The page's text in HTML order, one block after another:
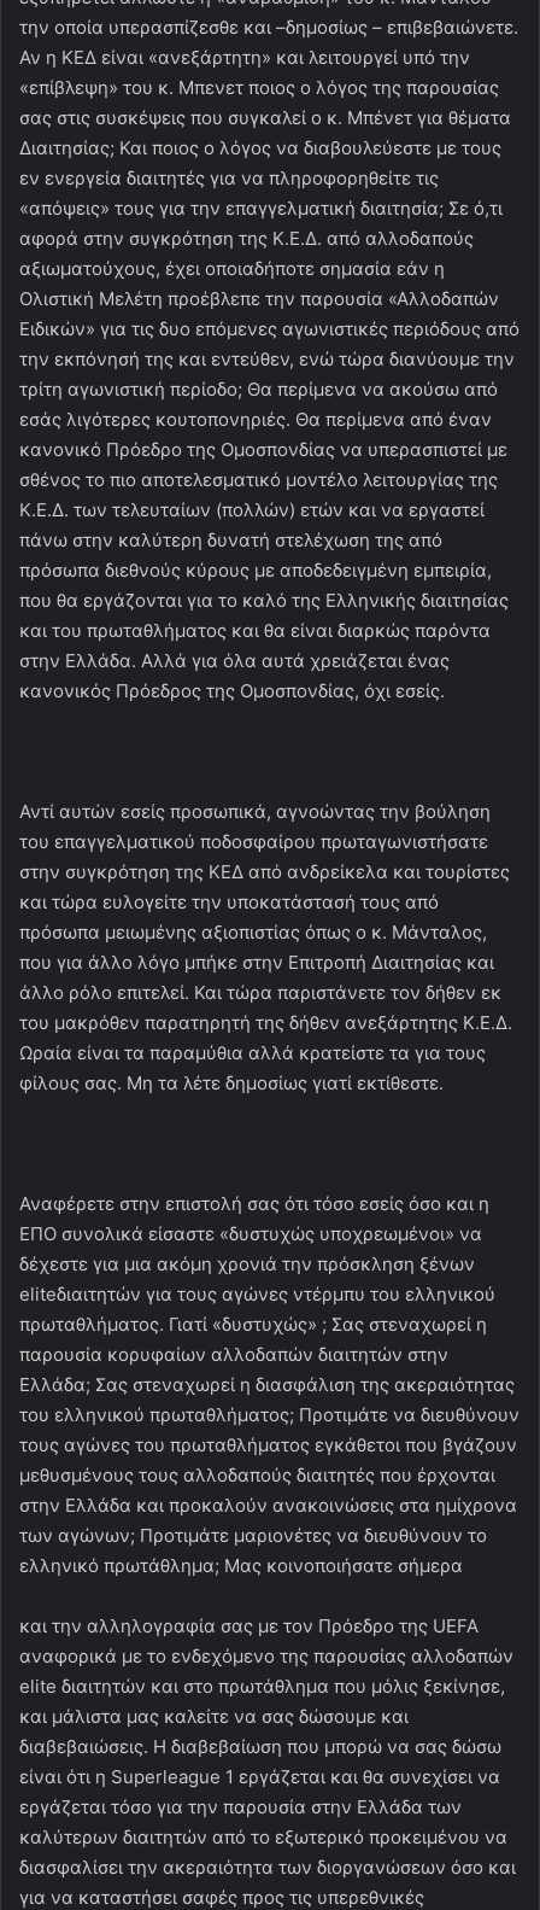
την οποία υπερασπίζεσθε και –δημοσίως – επιβεβαιώνετε.
Αν η ΚΕΔ είναι «ανεξάρτητη» και λειτουργεί υπό την
«επίβλεψη» του κ. Μπενετ ποιος ο λόγος της παρουσίας
σας στις συσκέψεις που συγκαλεί ο κ. Μπένετ για θέματα
Διαιτησίας; Και ποιος ο λόγος να διαβουλεύεστε με τους
εν ενεργεία διαιτητές για να πληροφορηθείτε τις
«απόψεις» τους για την επαγγελματική διαιτησία; Σε ό,τι
αφορά στην συγκρότηση της Κ.Ε.Δ. από αλλοδαπούς
αξιωματούχους, έχει οποιαδήποτε σημασία εάν η
Ολιστική Μελέτη προέβλεπε την παρουσία «Αλλοδαπών
Ειδικών» για τις δυο επόμενες αγωνιστικές περιόδους από
την εκπόνησή της και εντεύθεν, ενώ τώρα διανύουμε την
τρίτη αγωνιστική περίοδο; Θα περίμενα να ακούσω από
εσάς λιγότερες κουτοπονηριές. Θα περίμενα από έναν
κανονικό Πρόεδρο της Ομοσπονδίας να υπερασπιστεί με
σθένος το πιο αποτελεσματικό μοντέλο λειτουργίας της
Κ.Ε.Δ. των τελευταίων (πολλών) ετών και να εργαστεί
πάνω στην καλύτερη δυνατή στελέχωση της από
πρόσωπα διεθνούς κύρους με αποδεδειγμένη εμπειρία,
που θα εργάζονται για το καλό της Ελληνικής διαιτησίας
και του πρωταθλήματος και θα είναι διαρκώς παρόντα
στην Ελλάδα. Αλλά για όλα αυτά χρειάζεται ένας
κανονικός Πρόεδρος της Ομοσπονδίας, όχι εσείς.
Αντί αυτών εσείς προσωπικά, αγνοώντας την βούληση
του επαγγελματικού ποδοσφαίρου πρωταγωνιστήσατε
στην συγκρότηση της ΚΕΔ από ανδρείκελα και τουρίστες
και τώρα ευλογείτε την υποκατάστασή τους από
πρόσωπα μειωμένης αξιοπιστίας όπως ο κ. Μάνταλος,
που για άλλο λόγο μπήκε στην Επιτροπή Διαιτησίας και
άλλο ρόλο επιτελεί. Και τώρα παριστάνετε τον δήθεν εκ
του μακρόθεν παρατηρητή της δήθεν ανεξάρτητης Κ.Ε.Δ.
Ωραία είναι τα παραμύθια αλλά κρατείστε τα για τους
φίλους σας. Μη τα λέτε δημοσίως γιατί εκτίθεστε.
Αναφέρετε στην επιστολή σας ότι τόσο εσείς όσο και η
ΕΠΟ συνολικά είσαστε «δυστυχώς υποχρεωμένοι» να
δέχεστε για μια ακόμη χρονιά την πρόσκληση ξένων
eliteδιαιτητών για τους αγώνες ντέρμπυ του ελληνικού
πρωταθλήματος. Γιατί «δυστυχώς» ; Σας στεναχωρεί η
παρουσία κορυφαίων αλλοδαπών διαιτητών στην
Ελλάδα; Σας στεναχωρεί η διασφάλιση της ακεραιότητας
του ελληνικού πρωταθλήματος; Προτιμάτε να διευθύνουν
τους αγώνες του πρωταθλήματος εγκάθετοι που βγάζουν
μεθυσμένους τους αλλοδαπούς διαιτητές που έρχονται
στην Ελλάδα και προκαλούν ανακοινώσεις στα ημίχρονα
των αγώνων; Προτιμάτε μαριονέτες να διευθύνουν το
ελληνικό πρωτάθλημα; Μας κοινοποιήσατε σήμερα
και την αλληλογραφία σας με τον Πρόεδρο της UEFA
αναφορικά με το ενδεχόμενο της παρουσίας αλλοδαπών
elite διαιτητών και στο πρωτάθλημα που μόλις ξεκίνησε,
και μάλιστα μας καλείτε να σας δώσουμε και
διαβεβαιώσεις. Η διαβεβαίωση που μπορώ να σας δώσω
είναι ότι η Superleague 1 εργάζεται και θα συνεχίσει να
εργάζεται τόσο για την παρουσία στην Ελλάδα των
καλύτερων διαιτητών από το εξωτερικό προκειμένου να
διασφαλίσει την ακεραιότητα των διοργανώσεων όσο και
για να καταστήσει σαφές προς τις υπερεθνικές